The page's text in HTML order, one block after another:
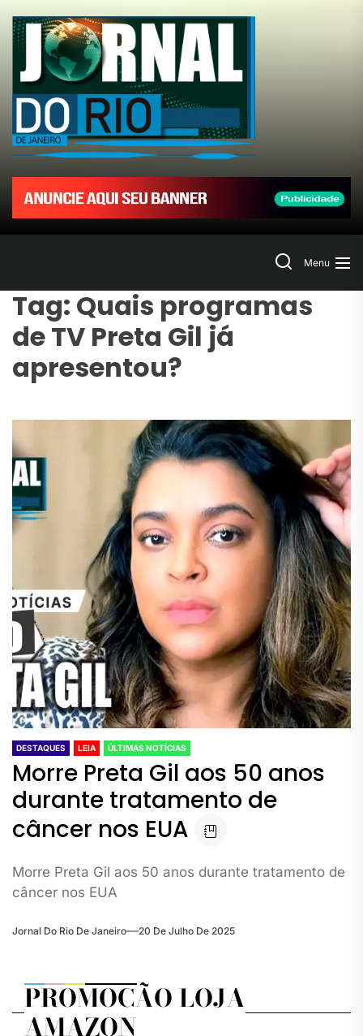
the
content
Jornal
do
Rio
de
SearchMenu
Tag: Quais programas
de TV Preta Gil já
apresentou?
DESTAQUES LEIA ÚLTIMAS NOTÍCIAS
Morre Preta Gil aos 50 anos
durante tratamento de
câncer nos EUA
Morre Preta Gil aos 50 anos durante tratamento de
câncer nos EUA
Jornal Do Rio De Janeiro 20 De Julho De 2025
PROMOÇÃO LOJA
AMAZON